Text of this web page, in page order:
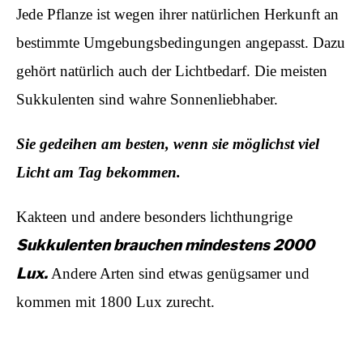
Jede Pflanze ist wegen ihrer natürlichen Herkunft an
bestimmte Umgebungsbedingungen angepasst. Dazu
gehört natürlich auch der Lichtbedarf. Die meisten
Sukkulenten sind wahre Sonnenliebhaber.
Sie gedeihen am besten, wenn sie möglichst viel
Licht am Tag bekommen.
Kakteen und andere besonders lichthungrige
Sukkulenten brauchen mindestens 2000
Lux.Andere Arten sind etwas genügsamer und
kommen mit 1800 Lux zurecht.